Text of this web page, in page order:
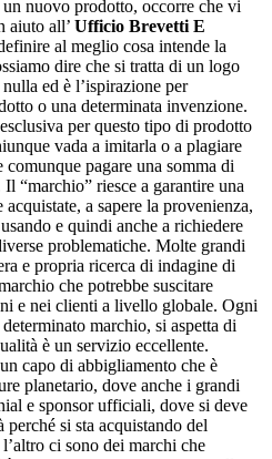
nuovo prodotto, occorre che vi
aiuto all’ Ufficio Brevetti E
al meglio cosa intende la
dire che si tratta di un logo
ed è l’ispirazione per
o una determinata invenzione.
per questo tipo di prodotto
vada a imitarla o a plagiare
comunque pagare una somma di
“marchio” riesce a garantire una
a sapere la provenienza,
e quindi anche a richiedere
problematiche. Molte grandi
e propria ricerca di indagine di
che potrebbe suscitare
e nei clienti a livello globale. Ogni
marchio, si aspetta di
è un servizio eccellente.
capo di abbigliamento che è
planetario, dove anche i grandi
e sponsor ufficiali, dove si deve
perché si sta acquistando del
ci sono dei marchi che